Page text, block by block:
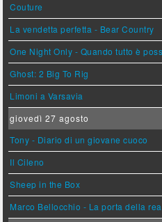
Couture
La vendetta perfetta - Bear Country
One Night Only - Quando tutto è
Ghost: 2 Big To Rig
Limoni a Varsavia
giovedì 27 agosto
Tony - Diario di un giovane cuoco
Il Cileno
Sheep in the Box
Marco Bellocchio - La porta della